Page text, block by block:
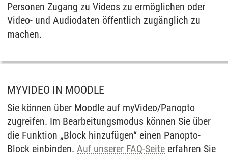
Personen Zugang zu Videos zu ermöglichen oder
Video- und Audiodaten öffentlich zugänglich zu
machen.
MYVIDEO IN MOODLE
Sie können über Moodle auf myVideo/Panopto
zugreifen. Im Bearbeitungsmodus können Sie über
die Funktion „Block hinzufügen“ einen Panopto-
Block einbinden. Auf unserer FAQ-Seite erfahren Sie